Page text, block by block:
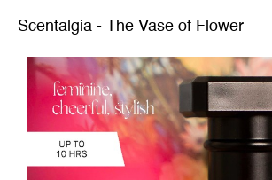
Scentalgia - The Vase of Flower